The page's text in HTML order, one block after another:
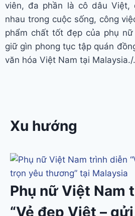
viên, đa phần là cô dâu Việt,
nhau trong cuộc sống, công
phẩm chất tốt đẹp của phụ
giữ gìn phong tục tập quán
văn hóa Việt Nam tại Malaysia./.
Xu hướng
Phụ nữ Việt Nam
“Vẻ đẹp Việt –